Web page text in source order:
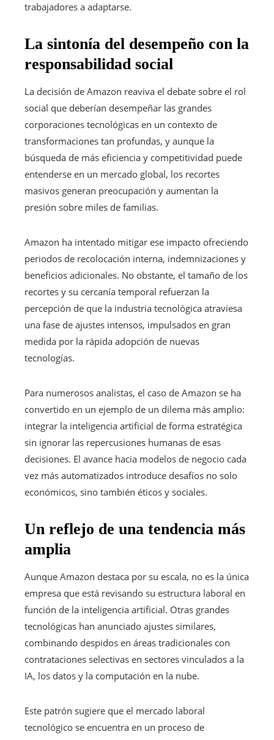
trabajadores a adaptarse.
La sintonía del desempeño con la
responsabilidad social
La decisión de Amazon reaviva el debate sobre el rol
social que deberían desempeñar las grandes
corporaciones tecnológicas en un contexto de
transformaciones tan profundas, y aunque la
búsqueda de más eficiencia y competitividad puede
entenderse en un mercado global, los recortes
masivos generan preocupación y aumentan la
presión sobre miles de familias.
Amazon ha intentado mitigar ese impacto ofreciendo
periodos de recolocación interna, indemnizaciones y
beneficios adicionales. No obstante, el tamaño de los
recortes y su cercanía temporal refuerzan la
percepción de que la industria tecnológica atraviesa
una fase de ajustes intensos, impulsados en gran
medida por la rápida adopción de nuevas
tecnologías.
Para numerosos analistas, el caso de Amazon se ha
convertido en un ejemplo de un dilema más amplio:
integrar la inteligencia artificial de forma estratégica
sin ignorar las repercusiones humanas de esas
decisiones. El avance hacia modelos de negocio cada
vez más automatizados introduce desafíos no solo
económicos, sino también éticos y sociales.
Un reflejo de una tendencia más
amplia
Aunque Amazon destaca por su escala, no es la única
empresa que está revisando su estructura laboral en
función de la inteligencia artificial. Otras grandes
tecnológicas han anunciado ajustes similares,
combinando despidos en áreas tradicionales con
contrataciones selectivas en sectores vinculados a la
IA, los datos y la computación en la nube.
Este patrón sugiere que el mercado laboral
tecnológico se encuentra en un proceso de